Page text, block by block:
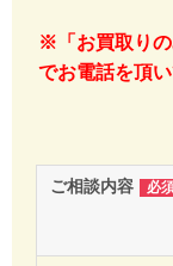
※「お買取り
でお電話を頂
ご相談内容 必